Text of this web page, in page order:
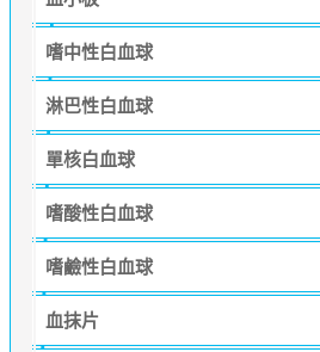
嗜中性白血球
淋巴性白血球
單核白血球
嗜酸性白血球
嗜鹼性白血球
血抹片